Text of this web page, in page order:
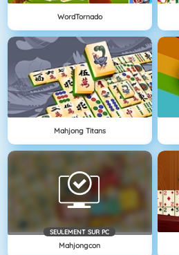
WordTornado
Mahjong Titans
SEULEMENT SUR PC
Mahjongcon